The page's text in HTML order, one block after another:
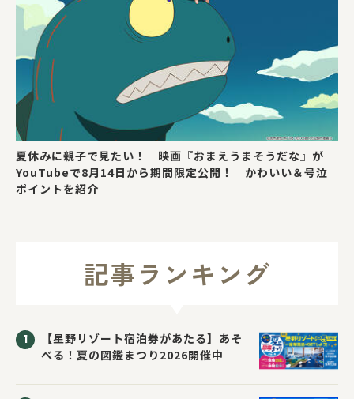
夏休みに親子で見たい！ 映画『おまえうまそうだな』が
YouTubeで8月14日から期間限定公開！ かわいい＆号泣
ポイントを紹介
記事ランキング
【星野リゾート宿泊券があたる】あそ
べる！夏の図鑑まつり2026開催中